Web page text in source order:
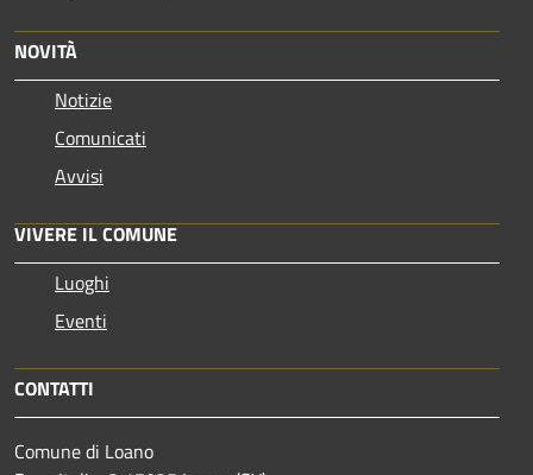
NOVITÀ
Notizie
Comunicati
Avvisi
VIVERE IL COMUNE
Luoghi
Eventi
CONTATTI
Comune di Loano